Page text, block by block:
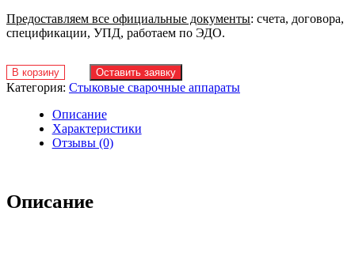
Предоставляем все официальные документы: счета, договора,
спецификации, УПД, работаем по ЭДО.
В корзину Оставить заявку
Категория: Стыковые сварочные аппараты
Описание
Характеристики
Отзывы (0)
Описание